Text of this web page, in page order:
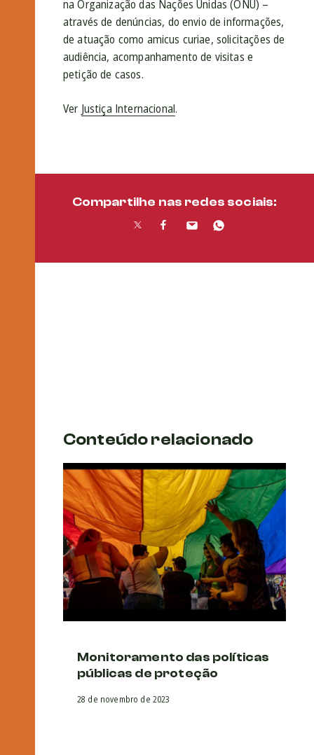
na Organização das Nações Unidas (ONU) –
através de denúncias, do envio de informações,
de atuação como amicus curiae, solicitações de
audiência, acompanhamento de visitas e
petição de casos.
Ver Justiça Internacional.
Compartilhe nas redes sociais:
Conteúdo relacionado
Monitoramento das políticas
públicas de proteção
28 de novembro de 2023